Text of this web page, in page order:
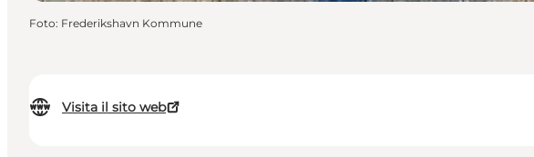
Visita il sito web
Foto: Frederikshavn Kommune